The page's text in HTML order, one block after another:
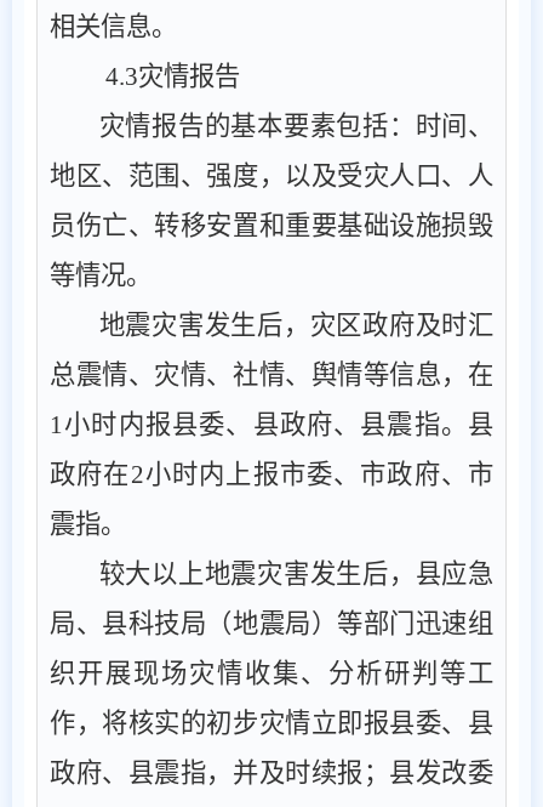
相关信息。
4.3灾情报告
灾情报告的基本要素包括：时间、
地区、范围、强度，以及受灾人口、人
员伤亡、转移安置和重要基础设施损毁
等情况。
地震灾害发生后，灾区政府及时汇
总震情、灾情、社情、舆情等信息，在
1 小时内报县委、县政府、县震指。县
政府在2小时内上报市委、市政府、市
震指。
较大以上地震灾害发生后，县应急
局、县科技局（地震局）等部门迅速组
织开展现场灾情收集、分析研判等工
作，将核实的初步灾情立即报县委、县
政府、县震指，并及时续报；县发改委